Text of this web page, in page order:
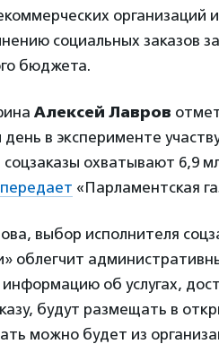
организаций
социальных заказов
бюджета.
Алексей Лавров
в эксперименте
соцзаказы охватывают 6,9
передает «Парламентская
выбор исполнителя
облегчит
об услугах,
будут размещать в
можно будет из